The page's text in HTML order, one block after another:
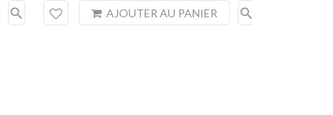
search AJOUTER AU PANIER search